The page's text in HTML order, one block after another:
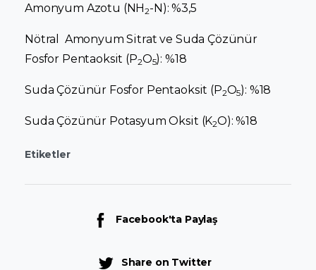
Amonyum Azotu (NH2-N): %3,5
Nötral Amonyum Sitrat ve Suda Çözünür
Fosfor Pentaoksit (P2O5): %18
Suda Çözünür Fosfor Pentaoksit (P2O5): %18
Suda Çözünür Potasyum Oksit (K2O): %18
Etiketler
Facebook'ta Paylaş
Share on Twitter